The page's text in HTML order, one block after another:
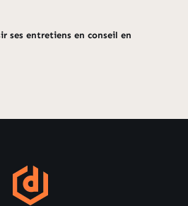
ses entretiens en conseil en